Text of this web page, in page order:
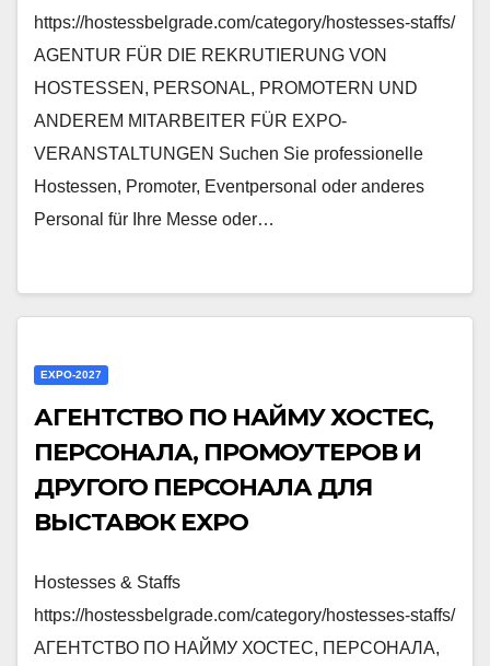
https://hostessbelgrade.com/category/hostesses-staffs/
AGENTUR FÜR DIE REKRUTIERUNG VON
HOSTESSEN, PERSONAL, PROMOTERN UND
ANDEREM MITARBEITER FÜR EXPO-
VERANSTALTUNGEN Suchen Sie professionelle
Hostessen, Promoter, Eventpersonal oder anderes
Personal für Ihre Messe oder…
EXPO-2027
АГЕНТСТВО ПО НАЙМУ ХОСТЕС,
ПЕРСОНАЛА, ПРОМОУТЕРОВ И
ДРУГОГО ПЕРСОНАЛА ДЛЯ
ВЫСТАВОК EXPO
Hostesses & Staffs
https://hostessbelgrade.com/category/hostesses-staffs/
АГЕНТСТВО ПО НАЙМУ ХОСТЕС, ПЕРСОНАЛА,